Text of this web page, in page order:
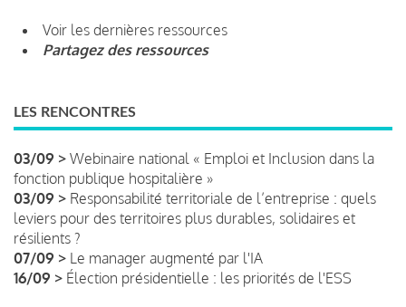
Voir les dernières ressources
Partagez des ressources
LES RENCONTRES
03/09 > Webinaire national « Emploi et Inclusion dans la
fonction publique hospitalière »
03/09 > Responsabilité territoriale de l’entreprise : quels
leviers pour des territoires plus durables, solidaires et
résilients ?
07/09 > Le manager augmenté par l'IA
16/09 > Élection présidentielle : les priorités de l'ESS